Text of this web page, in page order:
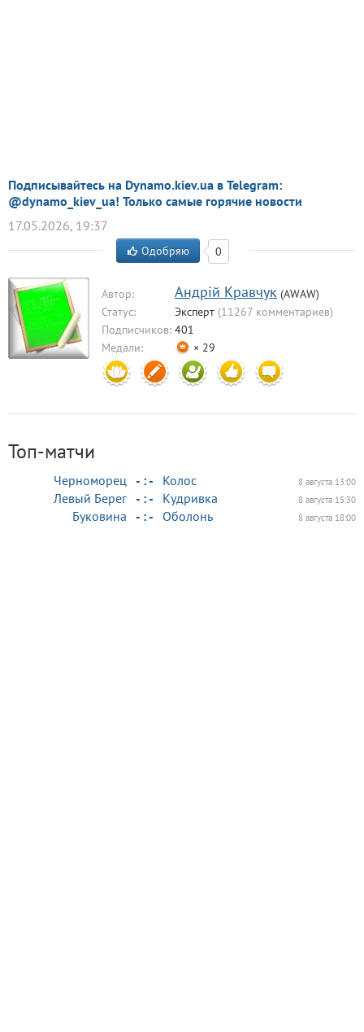
Подписывайтесь на Dynamo.kiev.ua в Telegram:
@dynamo_kiev_ua! Только самые горячие новости
17.05.2026, 19:37
Одобряю 0
Автор: Aндрiй Кравчук (AWAW)
Статус:
Эксперт (11267 комментариев)
Подписчиков: 401
Медали:
× 29
Топ-матчи
Черноморец Колос
- : - 8 августа 13:00
Левый Берег Кудривка
- : - 8 августа 15:30
Буковина Оболонь
- : - 8 августа 18:00